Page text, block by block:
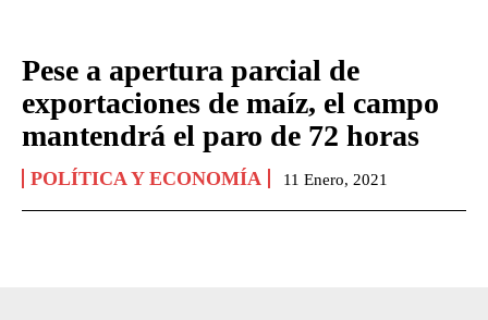
Pese a apertura parcial de
exportaciones de maíz, el campo
mantendrá el paro de 72 horas
POLÍTICA Y ECONOMÍA 11 Enero, 2021